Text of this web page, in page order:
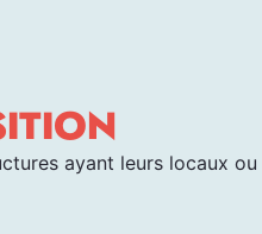
ayant leurs locaux